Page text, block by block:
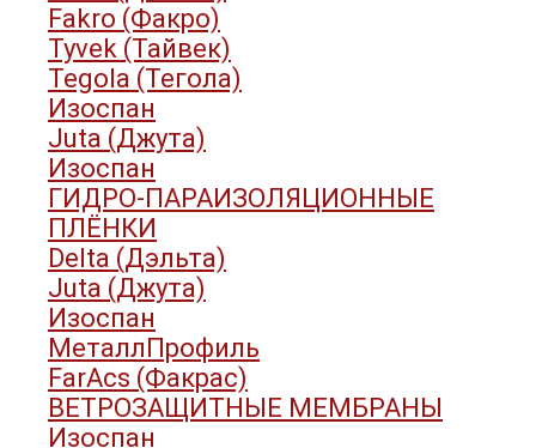
Fakro (Факро)
Tyvek (Тайвек)
Tegola (Тегола)
Изоспан
Juta (Джута)
Изоспан
ГИДРО-ПАРАИЗОЛЯЦИОННЫЕ
ПЛЁНКИ
Delta (Дэльта)
Juta (Джута)
Изоспан
МеталлПрофиль
FarAcs (Факрас)
ВЕТРОЗАЩИТНЫЕ МЕМБРАНЫ
Изоспан